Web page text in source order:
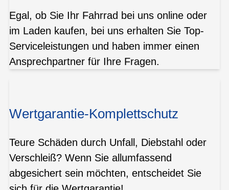
Egal, ob Sie Ihr Fahrrad bei uns online oder
im Laden kaufen, bei uns erhalten Sie Top-
Serviceleistungen und haben immer einen
Ansprechpartner für Ihre Fragen.
Wertgarantie-Komplettschutz
Teure Schäden durch Unfall, Diebstahl oder
Verschleiß? Wenn Sie allumfassend
abgesichert sein möchten, entscheidet Sie